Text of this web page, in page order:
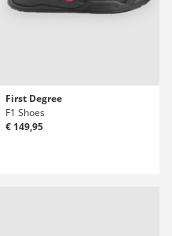
First Degree
F1 Shoes
€ 149,95